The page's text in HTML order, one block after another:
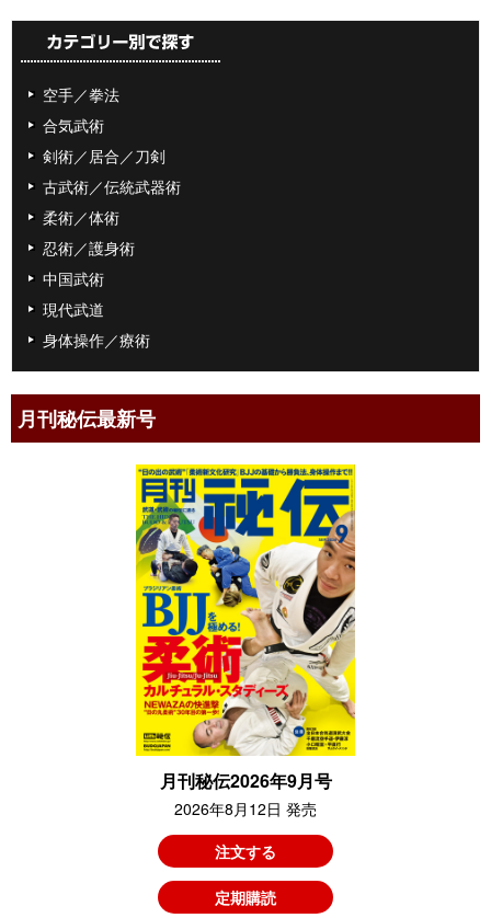
空手／拳法
合気武術
剣術／居合／刀剣
古武術／伝統武器術
柔術／体術
忍術／護身術
中国武術
現代武道
身体操作／療術
月刊秘伝最新号
月刊秘伝2026年9月号
2026年8月12日 発売
注文する
定期購読